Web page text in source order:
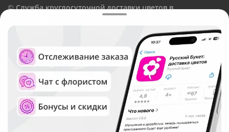
©Служба круглосуточной доставки цветов в
Русский Букет, 2026
Общество с ограниченной ответственностью «Технология»
ОГРН: 1195476081745, ИНН: 5410081997
Юридический адрес: г. Новосибирск, ул. Ипподромская,
д.42, оф. 3
Рейтинг Русского букета в г. Новосибирск